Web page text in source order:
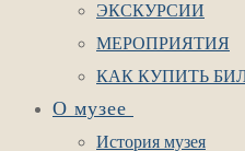
ЭКСКУРСИИ
МЕРОПРИЯТИЯ
КАК КУПИТЬ
О музее
История музея